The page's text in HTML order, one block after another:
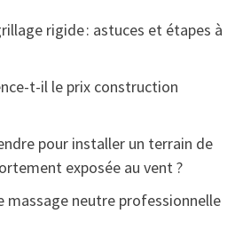
rigide : astuces et étapes à
t-il le prix construction
pour installer un terrain de
exposée au vent ?
massage neutre professionnelle